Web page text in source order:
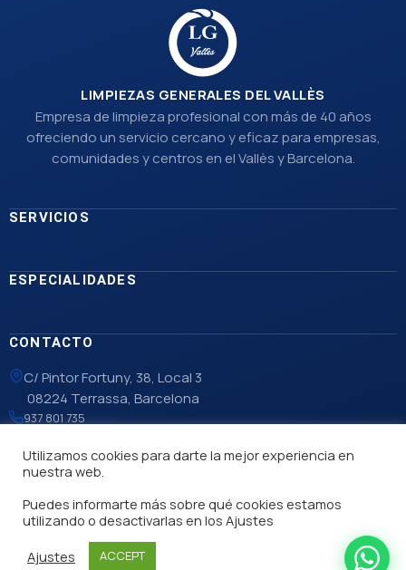
LIMPIEZAS GENERALES DEL VALLÈS
Empresa de limpieza profesional con más de 40 años
ofreciendo un servicio cercano y eficaz para empresas,
comunidades y centros en el Vallès y Barcelona.
SERVICIOS
ESPECIALIDADES
CONTACTO
C/ Pintor Fortuny, 38, Local 3
08224 Terrassa, Barcelona
937 801 735
Aviso Legal
Utilizamos cookies para darte la mejor experiencia en
nuestra web.
Puedes informarte más sobre qué cookies estamos
utilizando o desactivarlas en los Ajustes
Ajustes
ACCEPT